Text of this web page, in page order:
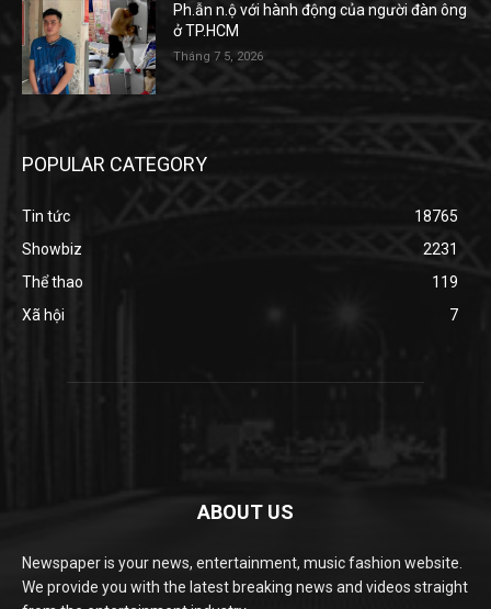
Ph.ẫn n.ộ với hành động của người đàn ông
ở TP.HCM
Tháng 7 5, 2026
POPULAR CATEGORY
Tin tức
18765
Showbiz
2231
Thể thao
119
Xã hội
7
ABOUT US
Newspaper is your news, entertainment, music fashion website.
We provide you with the latest breaking news and videos straight